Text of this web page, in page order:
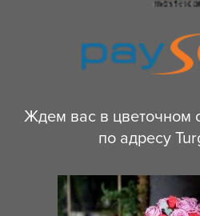
Ждем вас в цветочном
по адресу